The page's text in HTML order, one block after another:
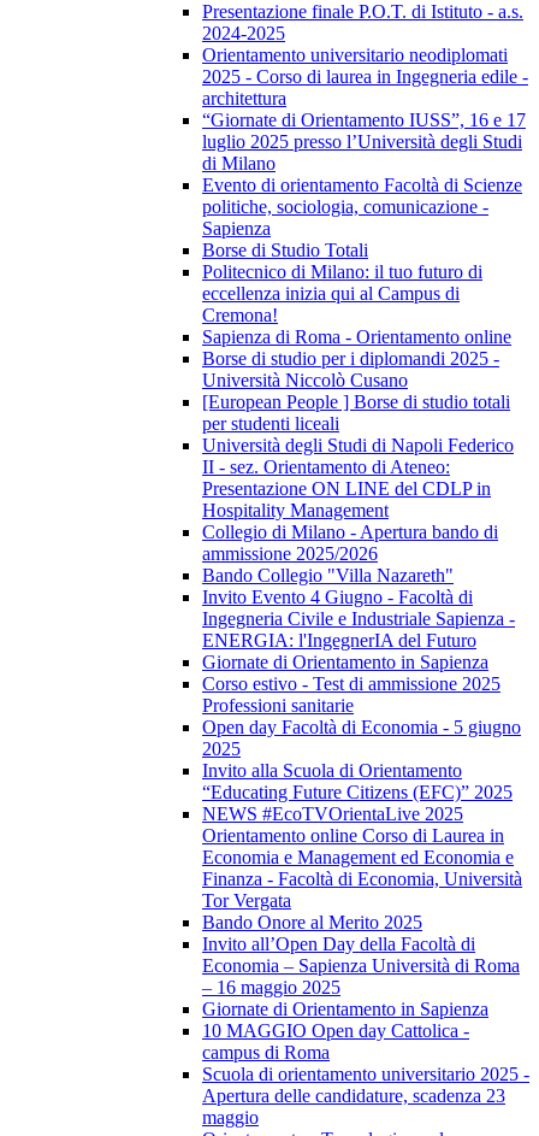
Presentazione finale P.O.T. di Istituto - a.s.
2024-2025
Orientamento universitario neodiplomati
2025 - Corso di laurea in Ingegneria edile -
architettura
“Giornate di Orientamento IUSS”, 16 e 17
luglio 2025 presso l’Università degli Studi
di Milano
Evento di orientamento Facoltà di Scienze
politiche, sociologia, comunicazione -
Sapienza
Borse di Studio Totali
Politecnico di Milano: il tuo futuro di
eccellenza inizia qui al Campus di
Cremona!
Sapienza di Roma - Orientamento online
Borse di studio per i diplomandi 2025 -
Università Niccolò Cusano
[European People ] Borse di studio totali
per studenti liceali
Università degli Studi di Napoli Federico
II - sez. Orientamento di Ateneo:
Presentazione ON LINE del CDLP in
Hospitality Management
Collegio di Milano - Apertura bando di
ammissione 2025/2026
Bando Collegio "Villa Nazareth"
Invito Evento 4 Giugno - Facoltà di
Ingegneria Civile e Industriale Sapienza -
ENERGIA: l'IngegnerIA del Futuro
Giornate di Orientamento in Sapienza
Corso estivo - Test di ammissione 2025
Professioni sanitarie
Open day Facoltà di Economia - 5 giugno
2025
Invito alla Scuola di Orientamento
“Educating Future Citizens (EFC)” 2025
NEWS #EcoTVOrientaLive 2025
Orientamento online Corso di Laurea in
Economia e Management ed Economia e
Finanza - Facoltà di Economia, Università
Tor Vergata
Bando Onore al Merito 2025
Invito all’Open Day della Facoltà di
Economia – Sapienza Università di Roma
– 16 maggio 2025
Giornate di Orientamento in Sapienza
10 MAGGIO Open day Cattolica -
campus di Roma
Scuola di orientamento universitario 2025 -
Apertura delle candidature, scadenza 23
maggio